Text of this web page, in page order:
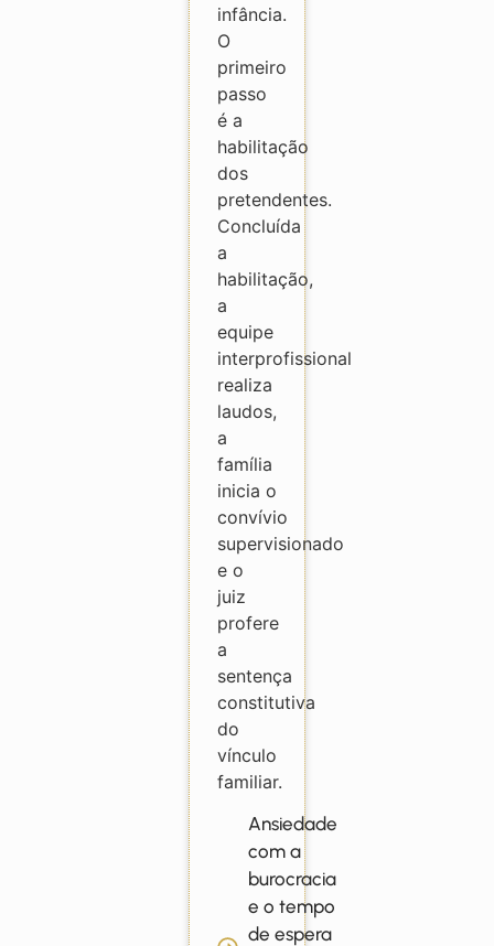
infância.
O
primeiro
passo
é a
habilitação
dos
pretendentes.
Concluída
a
habilitação,
a
equipe
interprofissional
realiza
laudos,
a
família
inicia o
convívio
supervisionado
e o
juiz
profere
a
sentença
constitutiva
do
vínculo
familiar.
Ansiedade
com a
burocracia
e o tempo
de espera